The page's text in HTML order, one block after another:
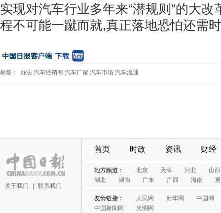
实现对汽车行业多年来“潜规则”的大
程不可能一蹴而就,真正落地恐怕还需
标签： 办法 汽车经销商 汽车厂家 汽车市场 汽车流通
关于我们 联系我们
首页 时政 资讯 财经
地方频道： 北京 天津 河北
山西
湖北
湖南 广东 广西 海南
友情链接： 人民网 新华网
中国网
中国新闻网
光明网